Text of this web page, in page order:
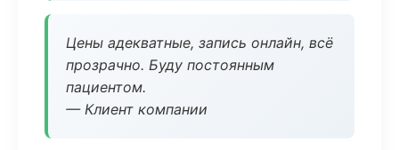
Цены адекватные, запись онлайн, всё
прозрачно. Буду постоянным
пациентом.
— Клиент компании